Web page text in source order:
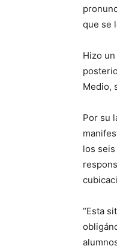
que se
Hizo
Medio,
Por su
los
“Esta